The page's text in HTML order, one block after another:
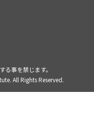
る事を禁じます。
All Rights Reserved.